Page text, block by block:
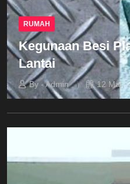
RUMAH
Kegunaan Besi
Lantai
By - Admin 12 Mar,